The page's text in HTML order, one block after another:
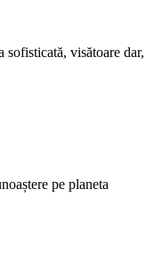
sofisticată, visătoare dar,
pe planeta